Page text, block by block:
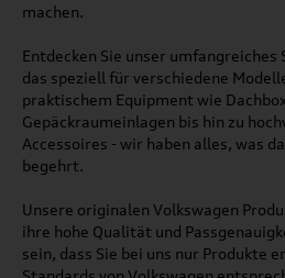
machen.
Entdecken Sie unser
das speziell für verschiedene
praktischem Equipment wie
Gepäckraumeinlagen bis hin zu
Accessoires - wir haben alles, was
begehrt.
Unsere originalen Volkswagen
ihre hohe Qualität und
sein, dass Sie bei uns nur Produkte